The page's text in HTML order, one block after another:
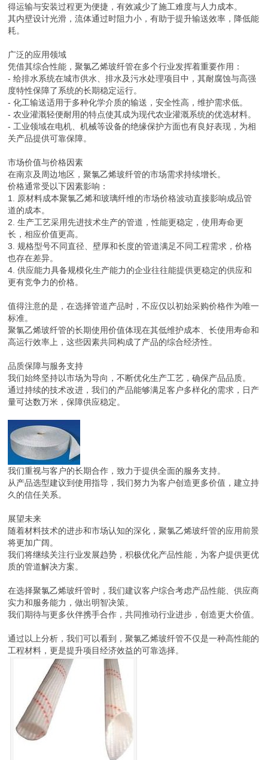
得运输与安装过程更为便捷，有效减少了施工难度与人力成本。
其内壁设计光滑，流体通过时阻力小，有助于提升输送效率，降低能
耗。
广泛的应用领域
凭借其综合性能，聚氯乙烯玻纤管在多个行业发挥着重要作用：
- 给排水系统在城市供水、排水及污水处理项目中，其耐腐蚀与高强
度特性保障了系统的长期稳定运行。
- 化工输送适用于多种化学介质的输送，安全性高，维护需求低。
- 农业灌溉轻便耐用的特点使其成为现代农业灌溉系统的优选材料。
- 工业领域在电机、机械等设备的绝缘保护方面也有良好表现，为相
关产品提供可靠保障。
市场价值与价格因素
在南京及周边地区，聚氯乙烯玻纤管的市场需求持续增长。
价格通常受以下因素影响：
1. 原材料成本聚氯乙烯和玻璃纤维的市场价格波动直接影响成品管
道的成本。
2. 生产工艺采用先进技术生产的管道，性能更稳定，使用寿命更
长，相应价值更高。
3. 规格型号不同直径、壁厚和长度的管道满足不同工程需求，价格
也存在差异。
4. 供应能力具备规模化生产能力的企业往往能提供更稳定的供应和
更有竞争力的价格。
值得注意的是，在选择管道产品时，不应仅以初始采购价格作为唯一
标准。
聚氯乙烯玻纤管的长期使用价值体现在其低维护成本、长使用寿命和
高运行效率上，这些因素共同构成了产品的综合经济性。
品质保障与服务支持
我们始终坚持以市场为导向，不断优化生产工艺，确保产品品质。
通过持续的技术改进，我们的产品能够满足客户多样化的需求，日产
量可达数万米，保障供应稳定。
我们重视与客户的长期合作，致力于提供全面的服务支持。
从产品选型建议到使用指导，我们努力为客户创造更多价值，建立持
久的信任关系。
展望未来
随着材料技术的进步和市场认知的深化，聚氯乙烯玻纤管的应用前景
将更加广阔。
我们将继续关注行业发展趋势，积极优化产品性能，为客户提供更优
质的管道解决方案。
在选择聚氯乙烯玻纤管时，我们建议客户综合考虑产品性能、供应商
实力和服务能力，做出明智决策。
我们期待与更多伙伴携手合作，共同推动行业进步，创造更大价值。
通过以上分析，我们可以看到，聚氯乙烯玻纤管不仅是一种高性能的
工程材料，更是提升项目经济效益的可靠选择。